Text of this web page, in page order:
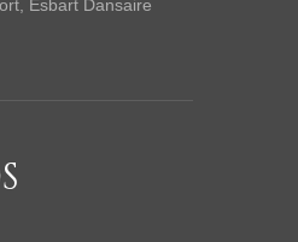
Esbart Dansaire